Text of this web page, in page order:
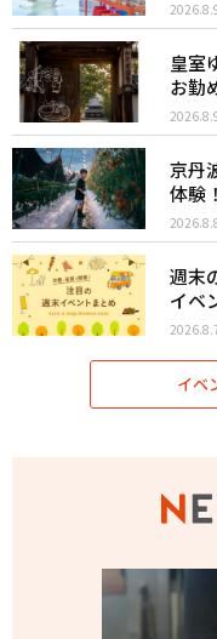
皇室
お勤
京丹
体験
週末
イベ
イベ